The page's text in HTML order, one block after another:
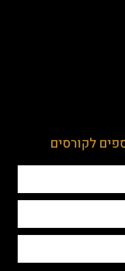
לקורסים